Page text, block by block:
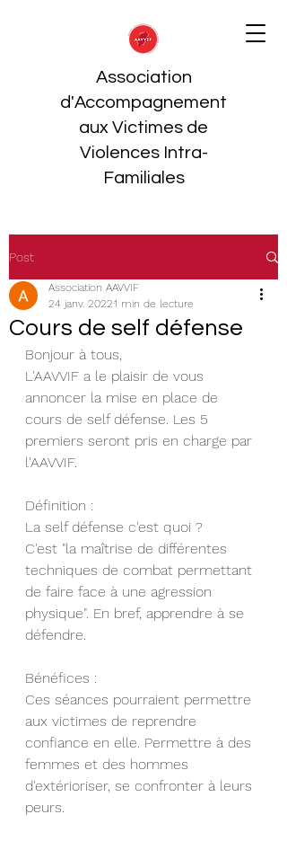
Association
d'Accompagnement
aux Victimes de
Violences Intra-
Familiales
Post
Cours de self défense
Association AAVVIF
24 janv. 20221 min de lecture
Bonjour à tous,
L'AAVVIF a le plaisir de vous
annoncer la mise en place de
cours de self défense. Les 5
premiers seront pris en charge par
l'AAVVIF.
Définition :
La self défense c'est quoi ?
C'est "la maîtrise de différentes
techniques de combat permettant
de faire face à une agression
physique". En bref, apprendre à se
défendre.
Bénéfices :
Ces séances pourraient permettre
aux victimes de reprendre
confiance en elle. Permettre à des
femmes et des hommes
d'extérioriser, se confronter à leurs
peurs.